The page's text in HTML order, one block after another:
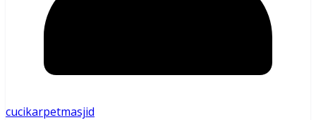
cucikarpetmasjid